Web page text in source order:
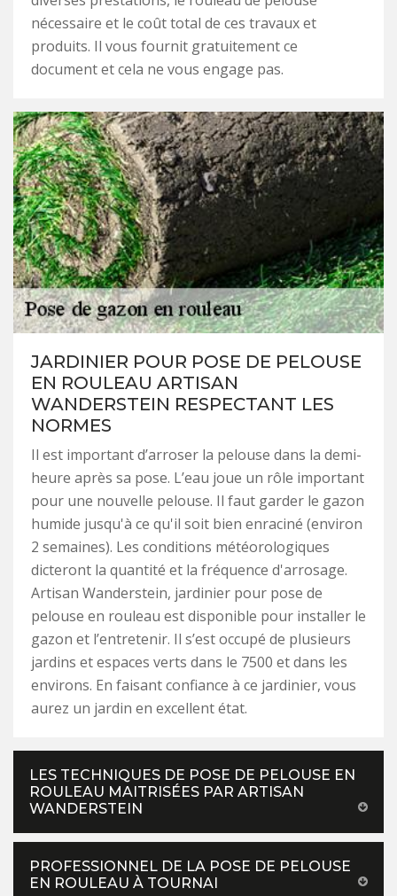
nécessaire et le coût total de ces travaux et
produits. Il vous fournit gratuitement ce
document et cela ne vous engage pas.
JARDINIER POUR POSE DE PELOUSE
EN ROULEAU ARTISAN
WANDERSTEIN RESPECTANT LES
NORMES
Il est important d’arroser la pelouse dans la demi-
heure après sa pose. L’eau joue un rôle important
pour une nouvelle pelouse. Il faut garder le gazon
humide jusqu'à ce qu'il soit bien enraciné (environ
2 semaines). Les conditions météorologiques
dicteront la quantité et la fréquence d'arrosage.
Artisan Wanderstein, jardinier pour pose de
pelouse en rouleau est disponible pour installer le
gazon et l’entretenir. Il s’est occupé de plusieurs
jardins et espaces verts dans le 7500 et dans les
environs. En faisant confiance à ce jardinier, vous
aurez un jardin en excellent état.
LES TECHNIQUES DE POSE DE PELOUSE EN
ROULEAU MAITRISÉES PAR ARTISAN
WANDERSTEIN
PROFESSIONNEL DE LA POSE DE PELOUSE
EN ROULEAU À TOURNAI